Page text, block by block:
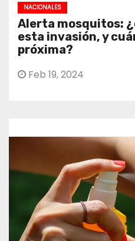
NACIONALES
Alerta mosquitos:
esta invasión, y
próxima?
Feb 19, 2024